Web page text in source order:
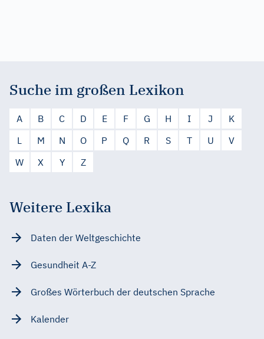
Suche im großen Lexikon
A B C D E F G H I J
K
L
M N O P Q R S T U
V
W
X Y Z
Weitere Lexika
Daten der Weltgeschichte
Gesundheit A-Z
Großes Wörterbuch der deutschen Sprache
Kalender